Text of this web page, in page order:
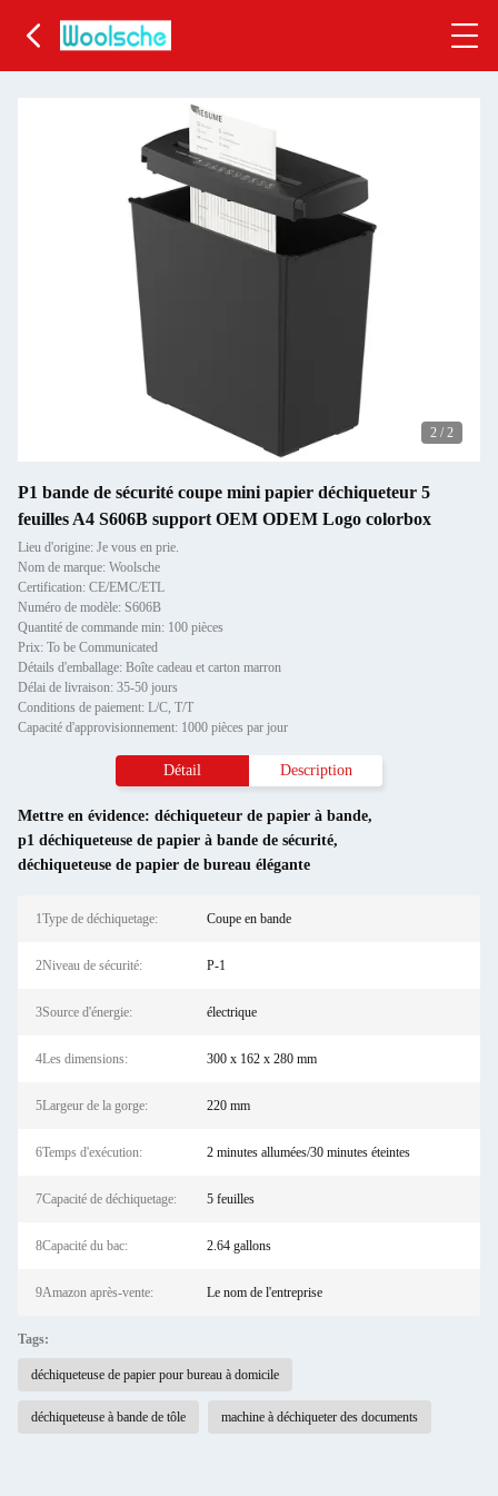
2 / 2
P1 bande de sécurité coupe mini papier déchiqueteur 5
feuilles A4 S606B support OEM ODEM Logo colorbox
Lieu d'origine: Je vous en prie.
Nom de marque: Woolsche
Certification: CE/EMC/ETL
Numéro de modèle: S606B
Quantité de commande min: 100 pièces
Prix: To be Communicated
Détails d'emballage: Boîte cadeau et carton marron
Délai de livraison: 35-50 jours
Conditions de paiement: L/C, T/T
Capacité d'approvisionnement: 1000 pièces par jour
Détail Description
Mettre en évidence: déchiqueteur de papier à bande,
p1 déchiqueteuse de papier à bande de sécurité,
déchiqueteuse de papier de bureau élégante
1Type de déchiquetage: Coupe en bande
2Niveau de sécurité: P-1
3Source d'énergie: électrique
4Les dimensions: 300 x 162 x 280 mm
5Largeur de la gorge: 220 mm
6Temps d'exécution: 2 minutes allumées/30 minutes éteintes
7Capacité de déchiquetage: 5 feuilles
8Capacité du bac: 2.64 gallons
9Amazon après-vente: Le nom de l'entreprise
Tags:
déchiqueteuse de papier pour bureau à domicile
déchiqueteuse à bande de tôle machine à déchiqueter des documents